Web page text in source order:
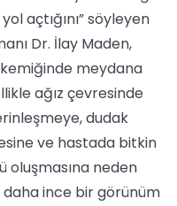
açtığını” söyleyen
Dr. İlay Maden,
meydana
ağız çevresinde
dudak
ve hastada bitkin
oluşmasına neden
ince bir görünüm